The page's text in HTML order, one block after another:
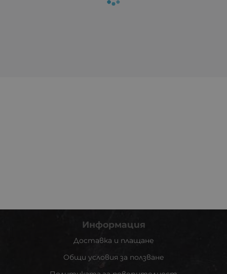
Информация
Доставка и плащане
Общи условия за ползване